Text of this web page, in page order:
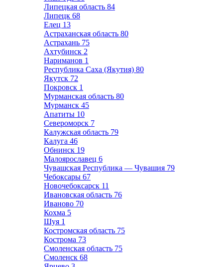
Липецкая область 84
Липецк 68
Елец 13
Астраханская область 80
Астрахань 75
Ахтубинск 2
Нариманов 1
Республика Саха (Якутия) 80
Якутск 72
Покровск 1
Мурманская область 80
Мурманск 45
Апатиты 10
Североморск 7
Калужская область 79
Калуга 46
Обнинск 19
Малоярославец 6
Чувашская Республика — Чувашия 79
Чебоксары 67
Новочебоксарск 11
Ивановская область 76
Иваново 70
Кохма 5
Шуя 1
Костромская область 75
Кострома 73
Смоленская область 75
Смоленск 68